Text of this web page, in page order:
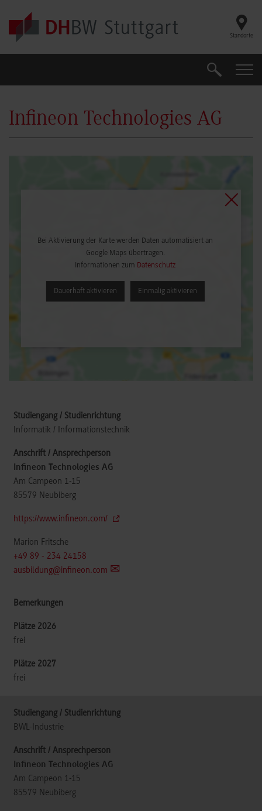
Skip to main content
Standorte
Suche
Infineon Technologies AG
Bei Aktivierung der Karte werden Daten automatisiert an
Google Maps übertragen.
Informationen zum Datenschutz
Dauerhaft aktivieren Einmalig aktivieren
Informatik / Informationstechnik
Infineon Technologies AG
Am Campeon 1-15
85579 Neubiberg
https://www.infineon.com/
Marion Fritsche
+49 89 - 234 24158
ausbildung@infineon.com
frei
frei
BWL-Industrie
Infineon Technologies AG
Am Campeon 1-15
85579 Neubiberg